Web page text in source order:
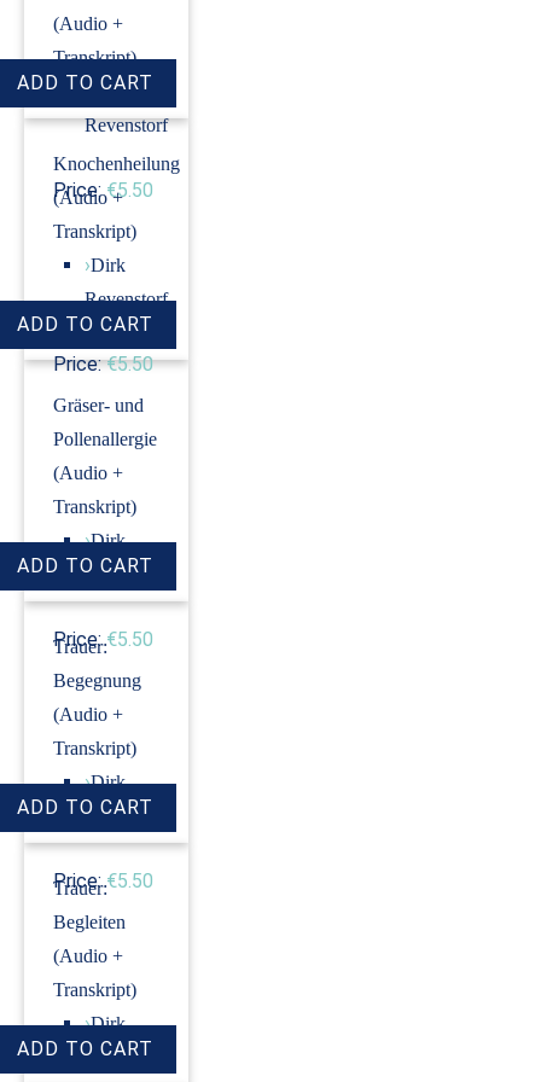
(Audio +
Transkript)
›Dirk
Revenstorf
Price: €5.50
Knochenheilung
(Audio +
Transkript)
›Dirk
Revenstorf
Price: €5.50
Gräser- und
Pollenallergie
(Audio +
Transkript)
›Dirk
Revenstorf
Price: €5.50
Trauer:
Begegnung
(Audio +
Transkript)
›Dirk
Revenstorf
Price: €5.50
Trauer:
Begleiten
(Audio +
Transkript)
›Dirk
Revenstorf